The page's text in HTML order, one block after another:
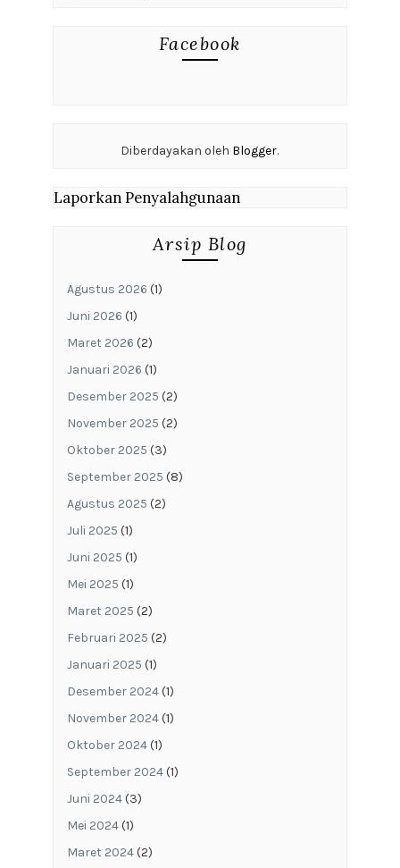
Facebook
Diberdayakan oleh Blogger.
Laporkan Penyalahgunaan
Arsip Blog
Agustus 2026 (1)
Juni 2026 (1)
Maret 2026 (2)
Januari 2026 (1)
Desember 2025 (2)
November 2025 (2)
Oktober 2025 (3)
September 2025 (8)
Agustus 2025 (2)
Juli 2025 (1)
Juni 2025 (1)
Mei 2025 (1)
Maret 2025 (2)
Februari 2025 (2)
Januari 2025 (1)
Desember 2024(1)
November 2024(1)
Oktober 2024(1)
September 2024(1)
Juni 2024(3)
Mei 2024(1)
Maret 2024(2)